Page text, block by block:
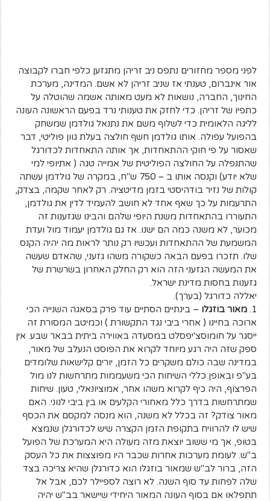
לפני מספר מחזורים נתפס ניב זריהן מתגזען כלפי חברו לקבוצה
אור אינברום, טענתי אז שניב זריהן לא אשם. המדינה, מערכת
החינוך, החברה, נושאות לא מעט מאותה אשמה שהוטלה על
כתפיו של זריהן. כדי לחזק את טענותי נרד בפעם הראשונה העונה
לליגה הלאומית כדי לשלוף משם את נתנאל גולדמן שמשחק
בהפועל עפולה. אותו גולדמן חשף חולצה בעלת גוון פוליטי, דבר
שאסור על פי חוקי ההתאחדות, אך אותה התאחדות לכדורגל
שהתנפלה על החולצה הפוליטית של אמייה טגה ( אתיופי למי
שלא יודע) וקנסה אותו ב – 750 ש"ח, במקרה של גולדמן עשתה
קולות של נזיר בודהיסטי בזמן מדיטציה. רק לאחר שקמה, בצדק,
התרעמות על כך שאף אחד לא חושב להעמיד לדין את גולדמן,
התעוררו בהתאחדות משנת היופי שלהם והבינו שגזענות זה
מכוער, לא משנה כמה הם ישנו. אז גם גולדמן יעמוד מול ועדת
המשמעת של ההתאחדות ועכשיו רק נותר לראות מה יהיה הקנס
שלו. תזכרו בפעם הבאה כשקורה משהו גזעני, שהאדם שעשה
את המעשה הגזעני הזה הוא רק החלק האחרון בשרשרת של
גזענות בחסות מדינת ישראל.
יאללה כדורגל (בערך).
1. מאור בוזגלו – בינתיים הסתיים עוד פרק בסאגה השנייה הכי
ארוכה בחיינו ( אחרי ביבי נגד התקשורת ) וכמיטב המסורת זה
ייסגר על חומוסצ'יפסלט במסעדה באווירה ביתית בבאר שבע. אין
ספק שזה היה רגע מיוחד לקרוא את הפוסט הנעלב של מאור,
במדינה שבה כולם משקרים כל הזמן, יורים קלישאות שלומדים
בע"פ ובאופן כללי השיחות הכי משעממות מתרחשות לנו מול
הפרצוף, היה כיף לקרוא משהו אחר, אמוציונאלי, טעון. שיחות
שמתרחשות בדרך כלל מאחורי הקלעים או בין ביבי לנוני. האם
מאור צודק? זה בכלל לא משנה, הוא מנסה למקסם את הכסף
שיש לו להרוויח בתקופת הזמן הקצרה שיש לכדורגלן שנמצא
בטופ, אך מי ששוב יוצאת מזה מעולה היא המערכת של הפועל
ב"ש. לעומת מערכות אחרות שכבר היו מפוצצות את כל העסק
הזה, ברור לב"ש שמאור בוזגלו הוא כדורגלן שהיא צריכה בצד
שלה לפחות עד סוף השנה. לא רוצה לספיילר לכם, אבל אל
תתפלאו אם בסוף העונה המאור היחידי שיישאר בב"ש יהיה